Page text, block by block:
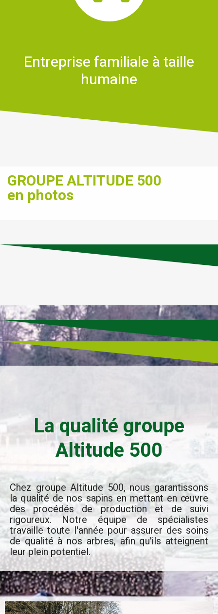
Entreprise familiale à taille
humaine
GROUPE ALTITUDE 500
en photos
La qualité groupe
Altitude 500
Chez groupe Altitude 500, nous garantissons
la qualité de nos sapins en mettant en œuvre
des procédés de production et de suivi
rigoureux. Notre équipe de spécialistes
travaille toute l'année pour assurer des soins
de qualité à nos arbres, afin qu'ils atteignent
leur plein potentiel.